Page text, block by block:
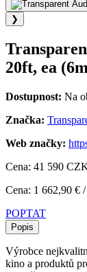
❯
20ft, ea
Dostupnost: Na
Značka:
Web značky:
Cena: 41 590
Cena: 1 662,90 €
POPTAT
Popis
Výrobce
kino a produktů